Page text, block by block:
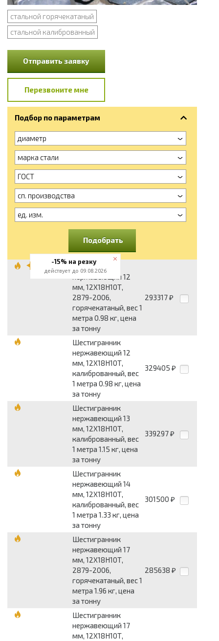
стальной горячекатаный
стальной калиброванный
Отправить заявку
Перезвоните мне
Подбор по параметрам
диаметр
марка стали
ГОСТ
сп. производства
ед. изм.
Подобрать
Шестигранник
нержавеющий 12
мм, 12Х18Н10Т,
2879-2006,
горячекатаный, вес 1
метра 0.98 кг, цена
за тонну
293317 ₽
Шестигранник
нержавеющий 12
мм, 12Х18Н10Т,
калиброванный, вес
1 метра 0.98 кг, цена
за тонну
329405 ₽
Шестигранник
нержавеющий 13
мм, 12Х18Н10Т,
калиброванный, вес
1 метра 1.15 кг, цена
за тонну
339297 ₽
Шестигранник
нержавеющий 14
мм, 12Х18Н10Т,
калиброванный, вес
1 метра 1.33 кг, цена
за тонну
301500 ₽
Шестигранник
нержавеющий 17
мм, 12Х18Н10Т,
2879-2006,
горячекатаный, вес 1
метра 1.96 кг, цена
за тонну
285638 ₽
Шестигранник
нержавеющий 17
мм, 12Х18Н10Т,
-15% на резку
действует до 09.08.2026